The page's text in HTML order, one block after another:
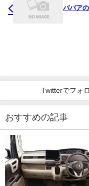
ババア
Twitterでフォ
おすすめの記事